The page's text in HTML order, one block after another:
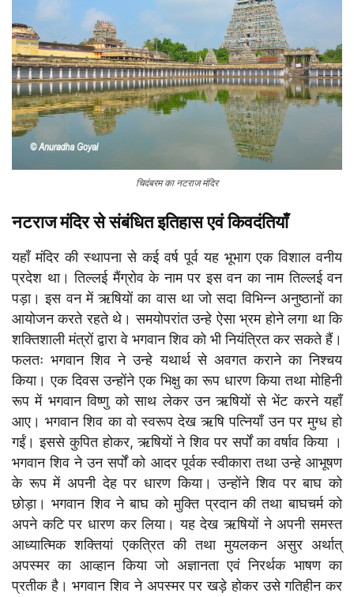
चिदंबरम का नटराज मंदिर
नटराज मंदिर से संबंधित इतिहास एवं किवदंतियाँ
यहाँ मंदिर की स्थापना से कई वर्ष पूर्व यह भूभाग एक विशाल वनीय
प्रदेश था। तिल्लई मैंग्रोव के नाम पर इस वन का नाम तिल्लई वन
पड़ा। इस वन में ऋषियों का वास था जो सदा विभिन्न अनुष्ठानों का
आयोजन करते रहते थे। समयोपरांत उन्हे ऐसा भ्रम होने लगा था कि
शक्तिशाली मंत्रों द्वारा वे भगवान शिव को भी नियंत्रित कर सकते हैं।
फलतः भगवान शिव ने उन्हे यथार्थ से अवगत कराने का निश्चय
किया। एक दिवस उन्होंने एक भिक्षु का रूप धारण किया तथा मोहिनी
रूप में भगवान विष्णु को साथ लेकर उन ऋषियों से भेंट करने यहाँ
आए। भगवान शिव का वो स्वरूप देख ऋषि पत्नियाँ उन पर मुग्ध हो
गईं। इससे कुपित होकर, ऋषियों ने शिव पर सर्पों का वर्षाव किया ।
भगवान शिव ने उन सर्पों को आदर पूर्वक स्वीकारा तथा उन्हे आभूषण
के रूप में अपनी देह पर धारण किया। उन्होंने शिव पर बाघ को
छोड़ा। भगवान शिव ने बाघ को मुक्ति प्रदान की तथा बाघचर्म को
अपने कटि पर धारण कर लिया। यह देख ऋषियों ने अपनी समस्त
आध्यात्मिक शक्तियां एकत्रित की तथा मुयलकन असुर अर्थात्
अपस्मर का आव्हान किया जो अज्ञानता एवं निरर्थक भाषण का
प्रतीक है। भगवान शिव ने अपस्मर पर खड़े होकर उसे गतिहीन कर